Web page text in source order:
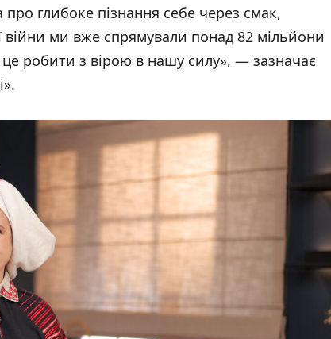
глибоке пізнання себе через смак,
ми вже спрямували понад 82 мільйони
робити з вірою в нашу силу», — зазначає